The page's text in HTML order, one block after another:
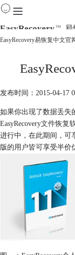
EasyRecovery TM
购买
线下数据恢复
EasyRecovery易恢复中文官
发布时间：2015-04-17
如果你出现了数据丢失
EasyRecovery文件恢复
进行中，在此期间，可
版的用户皆可享受半价